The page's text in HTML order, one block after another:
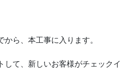
ら、本工事に入ります。
して、新しいお客様がチェック